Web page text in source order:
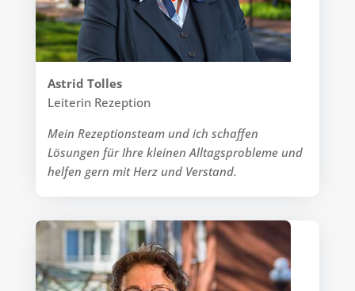
Astrid Tolles
Leiterin Rezeption
Mein Rezeptionsteam und ich schaffen
Lösungen für Ihre kleinen Alltagsprobleme und
helfen gern mit Herz und Verstand.